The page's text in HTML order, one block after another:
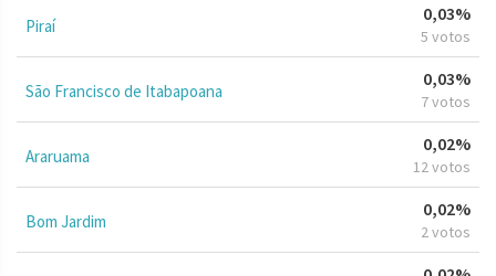
Piraí
0,03%
5 votos
São Francisco de Itabapoana
0,03%
7 votos
Araruama
0,02%
12 votos
Bom Jardim
0,02%
2 votos